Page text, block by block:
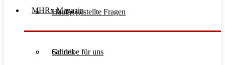
Häufig gestellte Fragen
Schreibe für uns
Guides
MHRx Magazin